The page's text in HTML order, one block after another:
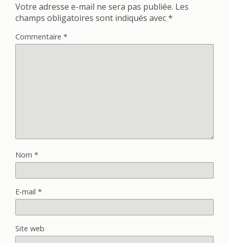
Votre adresse e-mail ne sera pas publiée. Les
champs obligatoires sont indiqués avec*
Commentaire *
Nom *
E-mail *
Site web